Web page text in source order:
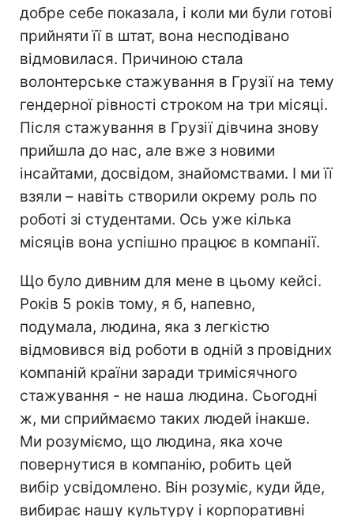
добре себе показала, і коли ми були готові
прийняти її в штат, вона несподівано
відмовилася. Причиною стала
волонтерське стажування в Грузії на тему
гендерної рівності строком на три місяці.
Після стажування в Грузії дівчина знову
прийшла до нас, але вже з новими
інсайтами, досвідом, знайомствами. І ми її
взяли – навіть створили окрему роль по
роботі зі студентами. Ось уже кілька
місяців вона успішно працює в компанії.
Що було дивним для мене в цьому кейсі.
Років 5 років тому, я б, напевно,
подумала, людина, яка з легкістю
відмовився від роботи в одній з провідних
компаній країни заради тримісячного
стажування - не наша людина. Сьогодні
ж, ми сприймаємо таких людей інакше.
Ми розуміємо, що людина, яка хоче
повернутися в компанію, робить цей
вибір усвідомлено. Він розуміє, куди йде,
вибирає нашу культуру і корпоративні